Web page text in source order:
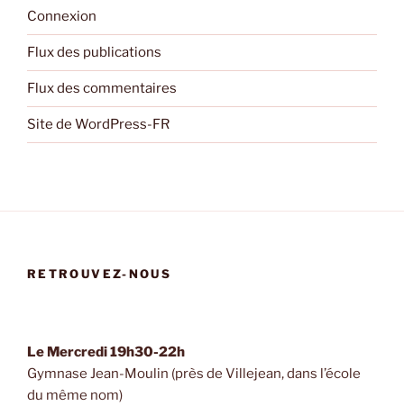
Connexion
Flux des publications
Flux des commentaires
Site de WordPress-FR
RETROUVEZ-NOUS
Le Mercredi 19h30-22h
Gymnase Jean-Moulin (près de Villejean, dans l’école
du même nom)